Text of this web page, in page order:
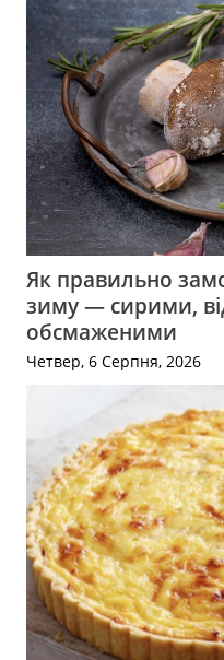
Як правильно
зиму — сирими,
обсмаженими
Четвер, 6 Серпня, 2026